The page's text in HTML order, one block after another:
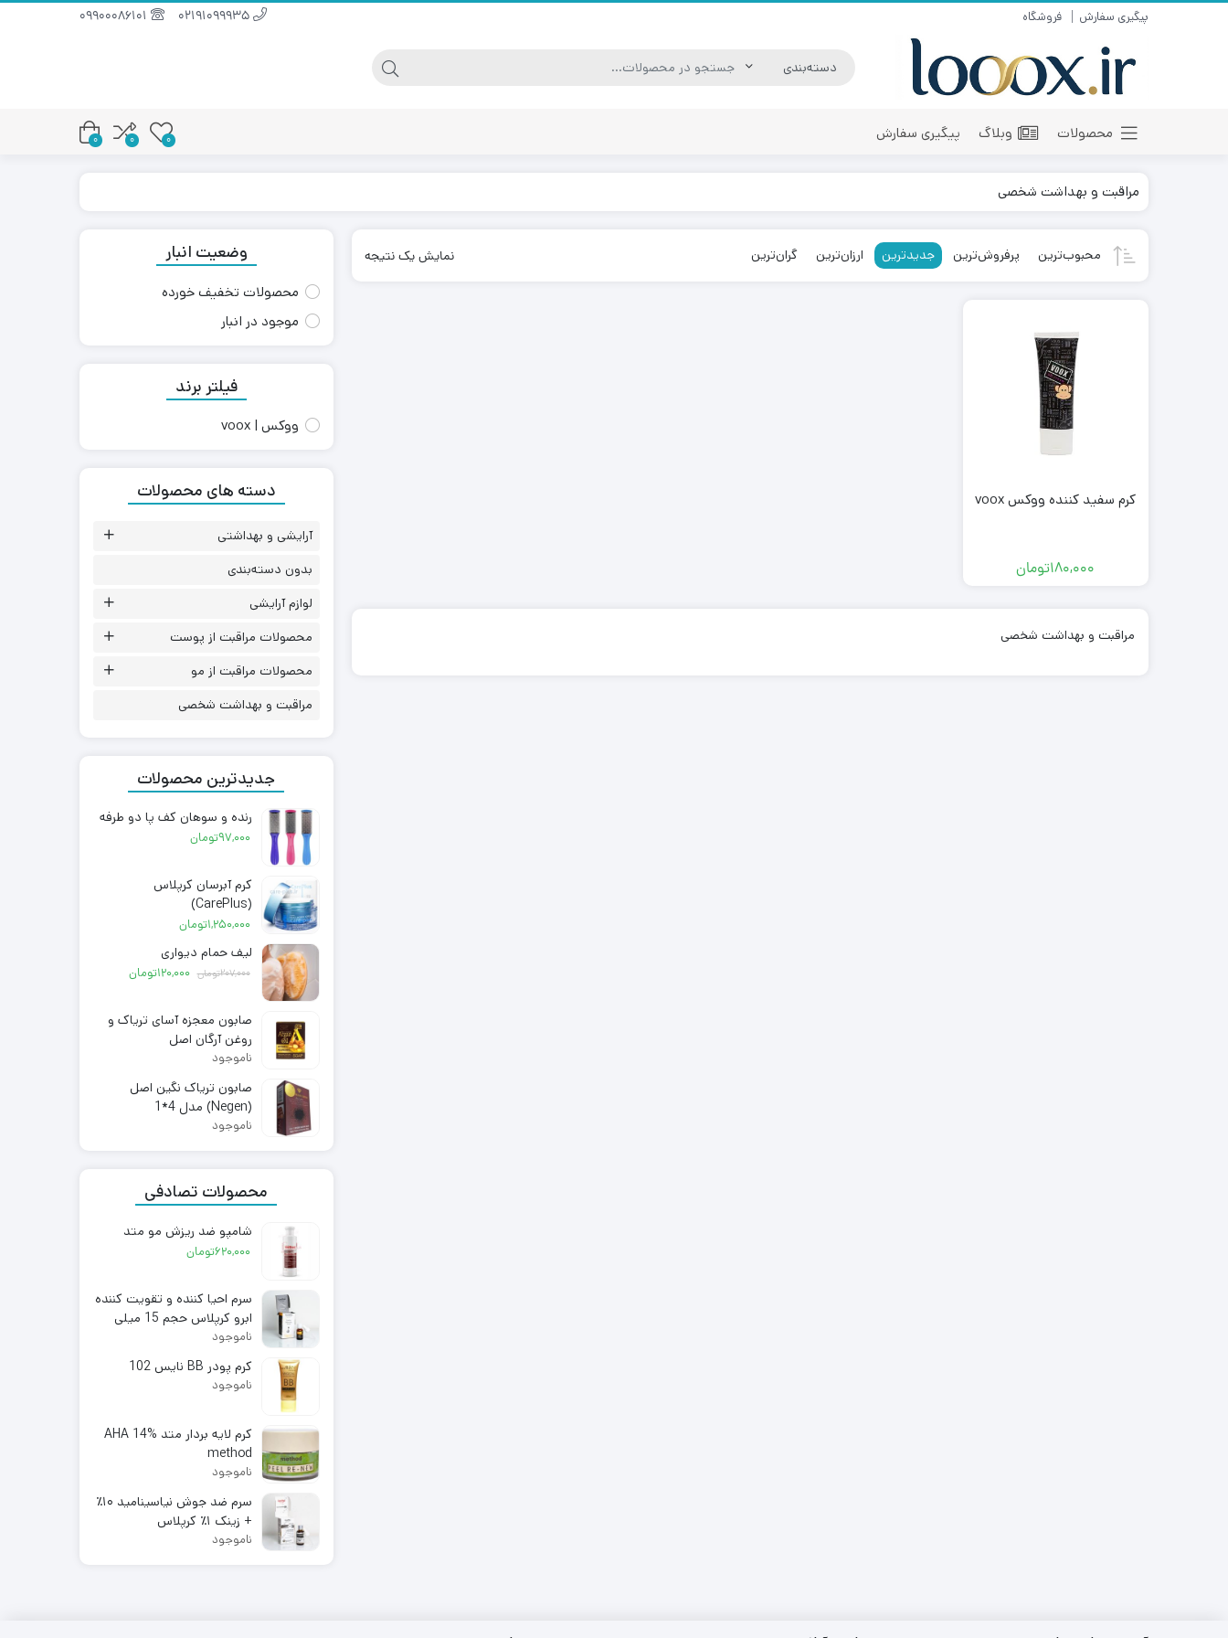
پیگیری سفارش فروشگاه
محصولات وبلاگ پیگیری سفارش 0
0
0
مراقبت و بهداشت شخصی
محبوب‌ترین پرفروش‌ترین جدیدترین ارزان‌ترین گران‌ترین نمایش یک نتیجه
کرم سفید کننده ووکس voox
180,000تومان
مراقبت و بهداشت شخصی
وضعیت انبار
محصولات تخفیف خورده
موجود در انبار
فیلتر برند
ووکس | voox
دسته های محصولات
آرایشی و بهداشتی
بدون دسته‌بندی
لوازم آرایشی
محصولات مراقبت از پوست
محصولات مراقبت از مو
مراقبت و بهداشت شخصی
جدیدترین محصولات
رنده و سوهان کف پا دو طرفه
97,000تومان
کرم آبرسان کرپلاس
(CarePlus)
1,250,000تومان
لیف حمام دیواری
207,000تومان 120,000تومان
صابون معجزه آسای تریاک و
روغن آرگان اصل
ناموجود
صابون تریاک نگین اصل
(Negen) مدل 4*1
ناموجود
محصولات تصادفی
شامپو ضد ریزش مو متد
620,000تومان
سرم احیا کننده و تقویت کننده
ابرو کرپلاس حجم 15 میلی
لیتر
ناموجود
کرم پودر BB نایس 102
ناموجود
کرم لایه بردار متد AHA 14%
method
ناموجود
سرم ضد جوش نیاسینامید ۱۰٪
+ زینک ۱٪ کرپلاس
ناموجود